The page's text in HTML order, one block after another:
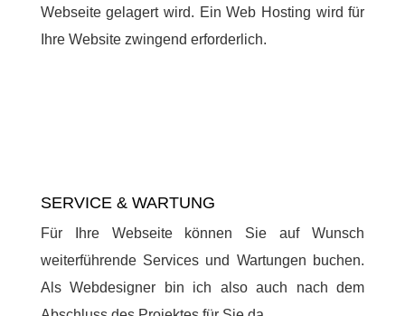
Webseite gelagert wird. Ein Web Hosting wird für
Ihre Website zwingend erforderlich.
SERVICE & WARTUNG
Für Ihre Webseite können Sie auf Wunsch
weiterführende Services und Wartungen buchen.
Als Webdesigner bin ich also auch nach dem